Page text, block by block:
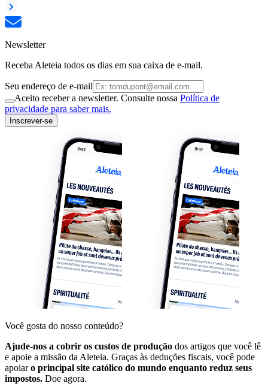
Newsletter
Receba Aleteia todos os dias em sua caixa de e-mail.
Seu endereço de e-mail
Aceito receber a newsletter. Consulte nossa Política de
privacidade para saber mais.
Inscrever-se
Você gosta do nosso conteúdo?
Ajude-nos a cobrir os custos de produção dos artigos que você lê
e apoie a missão da Aleteia. Graças às deduções fiscais, você pode
apoiaro principal site católico do mundo enquanto reduz seus
impostos. Doe agora.